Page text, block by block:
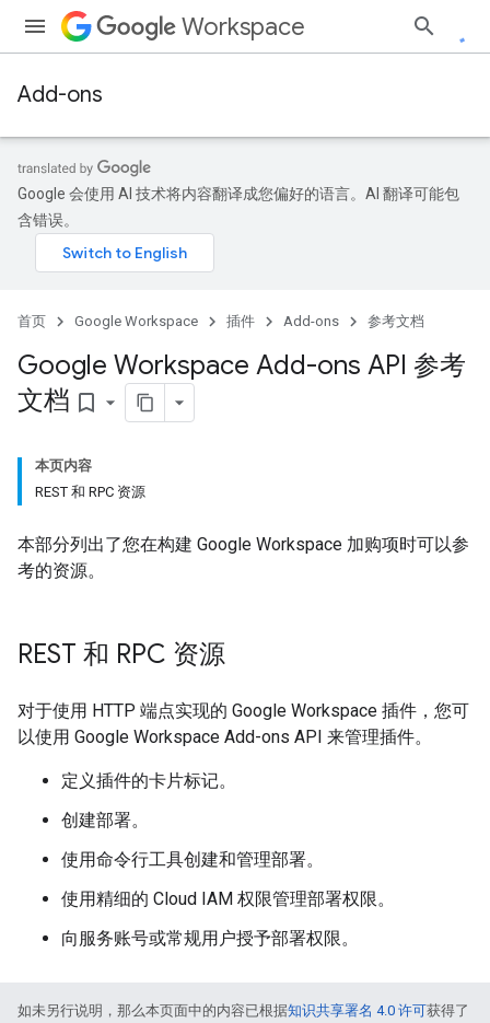
Workspace
Add-ons
Google 会使用 AI 技术将内容翻译成您偏好的语言。AI 翻译可能包
含错误。
首页 Google Workspace 插件 Add-ons 参考文档
Google Workspace Add-ons API 参考
文档 bookmark_border
本页内容
REST 和 RPC 资源
本部分列出了您在构建 Google Workspace 加购项时可以参
考的资源。
REST 和 RPC 资源
对于使用 HTTP 端点实现的 Google Workspace 插件，您可
以使用 Google Workspace Add-ons API 来管理插件。
定义插件的卡片标记。
创建部署。
使用命令行工具创建和管理部署。
使用精细的 Cloud IAM 权限管理部署权限。
向服务账号或常规用户授予部署权限。
如未另行说明，那么本页面中的内容已根据知识共享署名 4.0 许可获得了